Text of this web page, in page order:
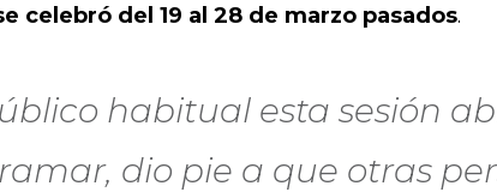
celebró del 19 al 28 de marzo pasados.
habitual esta sesión
dio pie a que otras